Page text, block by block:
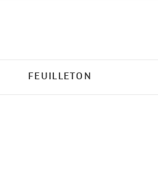
FEUILLETON